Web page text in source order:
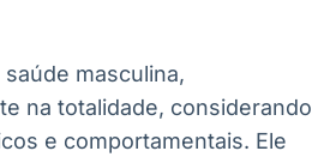
masculina,
na totalidade, considerando
e comportamentais. Ele